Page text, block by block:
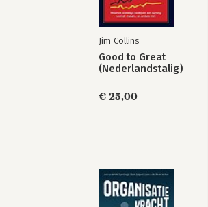
Jim Collins
Good to Great
(Nederlandstalig)
€ 25,00